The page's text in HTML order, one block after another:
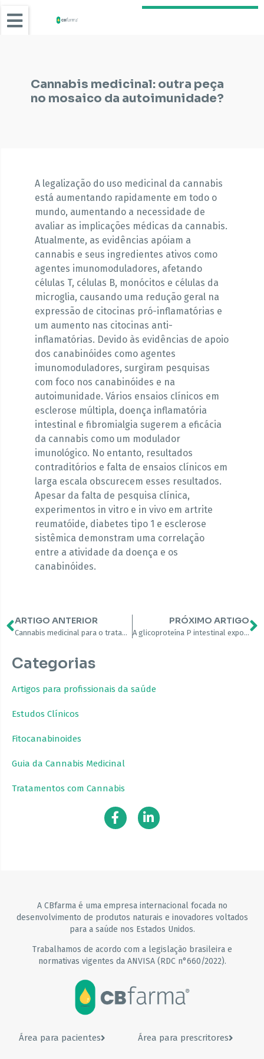
Cannabis medicinal: outra peça
no mosaico da autoimunidade?
A legalização do uso medicinal da cannabis
está aumentando rapidamente em todo o
mundo, aumentando a necessidade de
avaliar as implicações médicas da cannabis.
Atualmente, as evidências apóiam a
cannabis e seus ingredientes ativos como
agentes imunomoduladores, afetando
células T, células B, monócitos e células da
microglia, causando uma redução geral na
expressão de citocinas pró-inflamatórias e
um aumento nas citocinas anti-
inflamatórias. Devido às evidências de apoio
dos canabinóides como agentes
imunomoduladores, surgiram pesquisas
com foco nos canabinóides e na
autoimunidade. Vários ensaios clínicos em
esclerose múltipla, doença inflamatória
intestinal e fibromialgia sugerem a eficácia
da cannabis como um modulador
imunológico. No entanto, resultados
contraditórios e falta de ensaios clínicos em
larga escala obscurecem esses resultados.
Apesar da falta de pesquisa clínica,
experimentos in vitro e in vivo em artrite
reumatóide, diabetes tipo 1 e esclerose
sistêmica demonstram uma correlação
entre a atividade da doença e os
canabinóides.
ARTIGO ANTERIOR
Cannabis medicinal para o tratamento da fibromialgia
PRÓXIMO ARTIGO
A glicoproteína P intestinal exporta endocanabinóides para prevenir a inflamação e manter a homeostase
Categorias
Artigos para profissionais da saúde
Estudos Clínicos
Fitocanabinoides
Guia da Cannabis Medicinal
Tratamentos com Cannabis
A CBfarma é uma empresa internacional focada no
desenvolvimento de produtos naturais e inovadores voltados
para a saúde nos Estados Unidos.
Trabalhamos de acordo com a legislação brasileira e
normativas vigentes da ANVISA (RDC n°660/2022).
Área para pacientes Área para prescritores